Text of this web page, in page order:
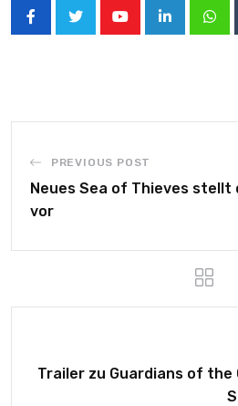
PREVIOUS POST
Neues Sea of Thieves
vor
Trailer zu Guardians of the